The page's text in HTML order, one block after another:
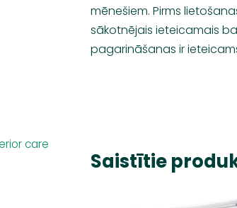
care
mēnešiem. Pirms
sākotnējais ieteicamais
pagarināšanas ir
Saistītie